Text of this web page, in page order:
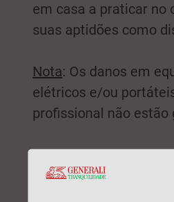
em casa a praticar no
suas aptidões como
Nota: Os danos em
elétricos e/ou
profissional não estão
custo elevado, como